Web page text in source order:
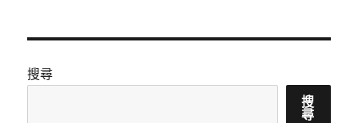
搜尋
搜
尋